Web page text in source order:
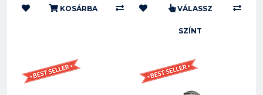
KOSÁRBA VÁLASSZ
SZÍNT